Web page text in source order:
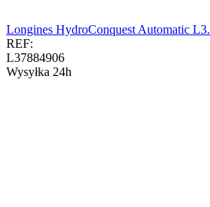
Longines HydroConquest Automatic
REF:
L37884906
Wysyłka 24h